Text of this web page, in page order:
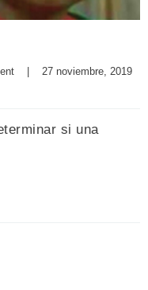
|
si una